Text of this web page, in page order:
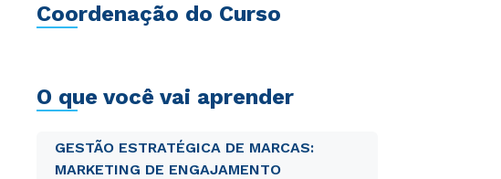
Coordenação do Curso
O que você vai aprender
GESTÃO ESTRATÉGICA DE MARCAS:
MARKETING DE ENGAJAMENTO